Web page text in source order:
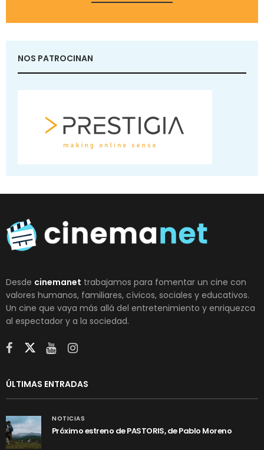
NOS PATROCINAN
Desde cinemanet trabajamos para fomentar un cine con
valores humanos, familiares, cívicos, sociales y educativos.
Un cine que vaya más allá del entretenimiento y enriquezca
al espectador y a la sociedad.
ÚLTIMAS ENTRADAS
NOTICIAS
Próximo estreno de PASTORIS, de Pablo Moreno